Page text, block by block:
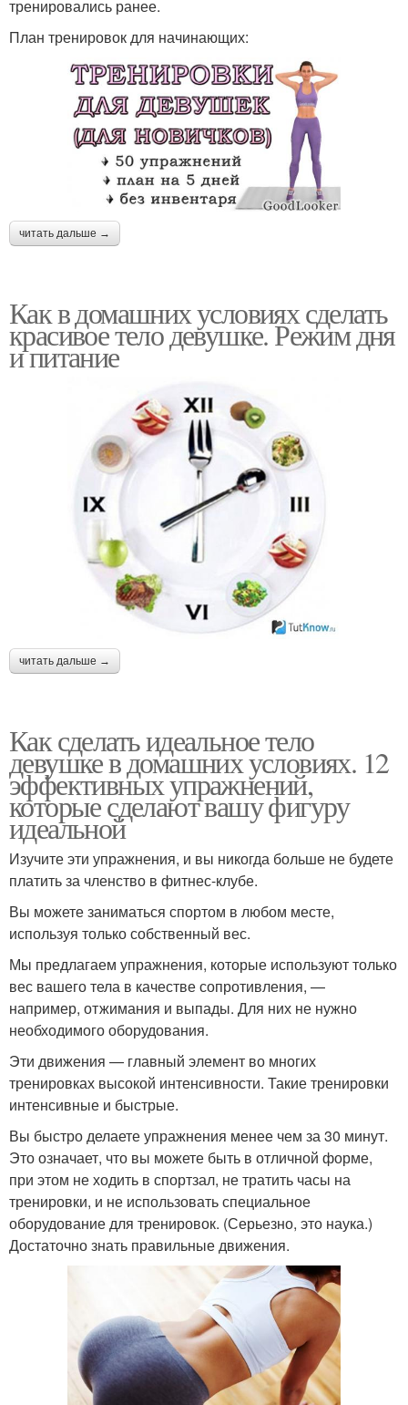
тренировались ранее.
План тренировок для начинающих:
читать дальше →
Как в домашних условиях сделать
красивое тело девушке. Режим дня
и питание
читать дальше →
Как сделать идеальное тело
девушке в домашних условиях. 12
эффективных упражнений,
которые сделают вашу фигуру
идеальной
Изучите эти упражнения, и вы никогда больше не будете
платить за членство в фитнес-клубе.
Вы можете заниматься спортом в любом месте,
используя только собственный вес.
Мы предлагаем упражнения, которые используют только
вес вашего тела в качестве сопротивления, —
например, отжимания и выпады. Для них не нужно
необходимого оборудования.
Эти движения — главный элемент во многих
тренировках высокой интенсивности. Такие тренировки
интенсивные и быстрые.
Вы быстро делаете упражнения менее чем за 30 минут.
Это означает, что вы можете быть в отличной форме,
при этом не ходить в спортзал, не тратить часы на
тренировки, и не использовать специальное
оборудование для тренировок. (Серьезно, это наука.)
Достаточно знать правильные движения.